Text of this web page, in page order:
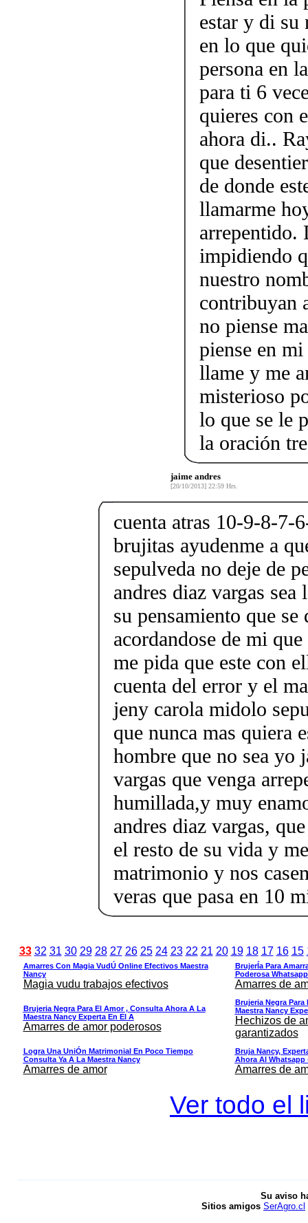
estar y di su
en lo que
persona en
para ti 6
quieres con
ahora di..
que
de donde
llamarme
arrepentido.
impidiendo
nuestro
contribuyan
no piense
piense en
llame y me
misterioso
lo que se le
la oración
jaime andres
[20/10/2013] 22:59 Hrs.
cuenta atras 10-9-8-7-
brujitas ayudenme a
sepulveda no deje de
andres diaz vargas sea
su pensamiento que se
acordandose de mi
me pida que este con
cuenta del error y el
jeny carola midolo
que nunca mas quiera
hombre que no sea yo
vargas que venga
humillada,y muy
andres diaz vargas,
el resto de su vida y
matrimonio y nos
veras que pasa en 10
33 32 31 30 29 28 27 26 25 24 23 22 21 20 19 18 17 16 15
Amarres Con Magia VudÚ Online Efectivos Maestra
Nancy
Magia vudu trabajos efectivos
BrujerÍa Para
Poderosa
Amarres de
Brujeria Negra Para El Amor , Consulta Ahora A La
Maestra Nancy Experta En El A
Amarres de amor poderosos
Brujeria Negra
Maestra Nancy
Hechizos de
garantizados
Logra Una UniÓn Matrimonial En Poco Tiempo
Consulta Ya A La Maestra Nancy
Amarres de amor
Bruja Nancy,
Ahora Al Whatsapp
Amarres de
Ver todo el
Su aviso
Sitios amigos SerAgro.cl